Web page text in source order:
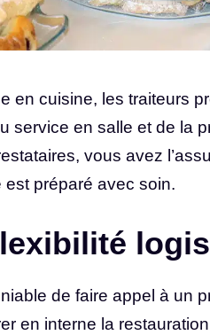
en cuisine, les traiteurs
service en salle et de la
vous avez
est préparé avec soin.
de faire appel à un
en interne la